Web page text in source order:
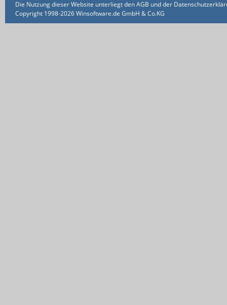
Die Nutzung dieser Website unterliegt den AGB und der
Copyright 1998-2026 Winsoftware.de GmbH & Co.KG